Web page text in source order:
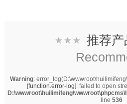
推荐产
Warning:
[function.error-log]: failed to open
line 536